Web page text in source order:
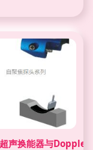
声换能器与Doppler